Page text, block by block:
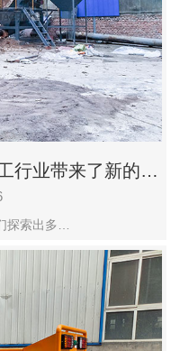
行业带来了新的变
探索出多…